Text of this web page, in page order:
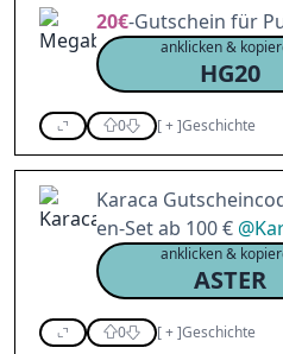
20€-Gutschein für
anklicken &
HG20
0 [+]Geschichte
Karaca
en-Set ab 100 € @
anklicken &
ASTER
0 [+]Geschichte